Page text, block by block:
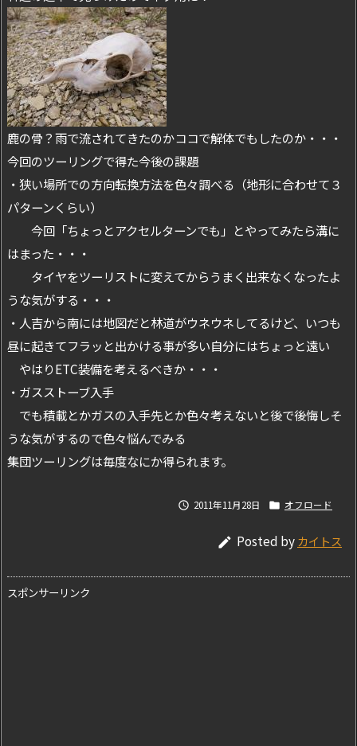
鹿の骨？雨で流されてきたのかココで解体でもしたのか・・・
今回のツーリングで得た今後の課題
・狭い場所での方向転換方法を色々調べる（地形に合わせて３
パターンくらい）
今回「ちょっとアクセルターンでも」とやってみたら溝に
はまった・・・
タイヤをツーリストに変えてからうまく出来なくなったよ
うな気がする・・・
・人吉から南には地図だと林道がウネウネしてるけど、いつも
昼に起きてフラッと出かける事が多い自分にはちょっと遠い
やはりETC装備を考えるべきか・・・
・ガスストーブ入手
でも積載とかガスの入手先とか色々考えないと後で後悔しそ
うな気がするので色々悩んでみる
集団ツーリングは毎度なにか得られます。
 2011年11月28日  オフロード
 Posted byカイトス
スポンサーリンク